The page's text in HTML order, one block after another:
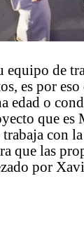
equipo de
es por
edad o
que es
con
que las
por